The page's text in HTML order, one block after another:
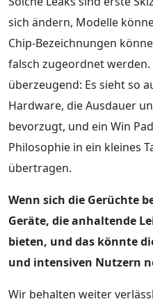
sich ändern, Modelle
Chip-Bezeichnungen
falsch zugeordnet
überzeugend: Es sieht so
Hardware, die Ausdauer
bevorzugt, und ein Win
Philosophie in ein kleines
übertragen.
Wenn sich die Gerüchte
Geräte, die anhaltende
bieten, und das könnte
und intensiven Nutzern
Wir behalten weiter